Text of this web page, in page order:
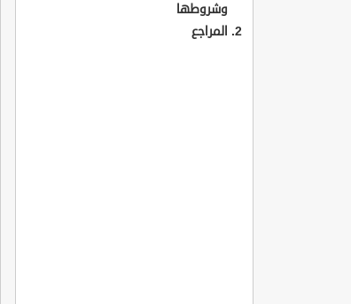
وشروطها
المراجع